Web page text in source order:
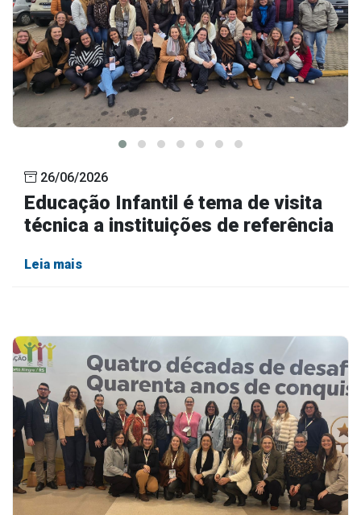
26/06/2026
Educação Infantil é tema de visita
técnica a instituições de referência
Leia mais